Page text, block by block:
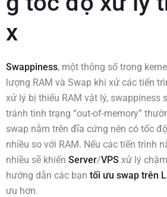
x
Swappiness, một thông số trong
lượng RAM và Swap khi xử các tiến
xử lý bị thiếu RAM vật lý, swappiness
tránh tình trạng “out-of-memory”
swap nằm trên đĩa cứng nên có tốc
nhiều so với RAM. Nếu các tiến trình
nhiều sẽ khiến Server/VPS xử lý
hướng dẫn các bạn tối ưu swap trên
ưu hơn.